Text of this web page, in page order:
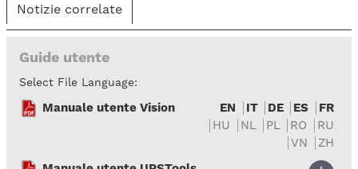
Notizie correlate
Guide utente
Select File Language:
Manuale utente Vision EN IT DE ES
FR
HU
NL PL RO
RU
VN
ZH